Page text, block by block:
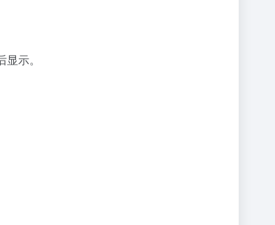
示。